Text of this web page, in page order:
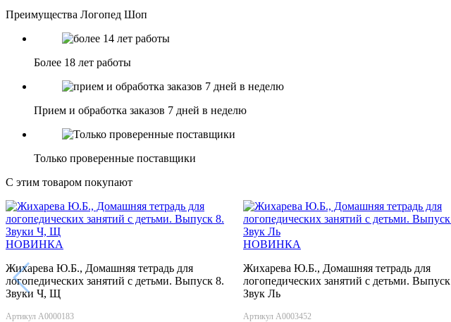
Преимущества Логопед Шоп
Более 18 лет работы
Прием и обработка заказов 7 дней в неделю
Только проверенные поставщики
С этим товаром покупают
НОВИНКА
Жихарева Ю.Б., Домашняя тетрадь для
логопедических занятий с детьми. Выпуск 8.
Звуки Ч, Щ
Артикул А0000183
НОВИНКА
Жихарева Ю.Б., Домашняя тетрадь для
логопедических занятий с детьми.
Звук Ль
Артикул А0003452
‹